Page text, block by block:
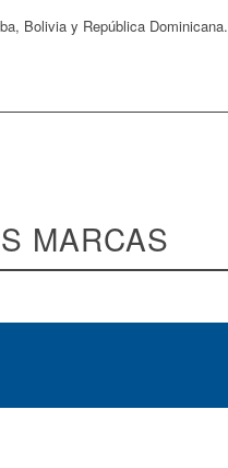
Bolivia y República Dominicana.
MARCAS